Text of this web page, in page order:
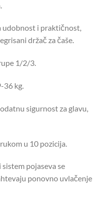
udobnost i praktičnost,
držač za čaše.
1/2/3.
36 kg.
sigurnost za glavu,
u 10 pozicija.
sistem pojaseva se
ponovno uvlačenje